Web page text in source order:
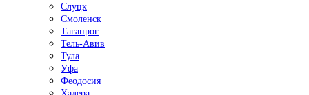
Слуцк
Смоленск
Таганрог
Тель-Авив
Тула
Уфа
Феодосия